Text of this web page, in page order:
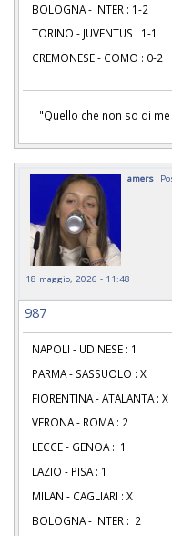
BOLOGNA - INTER : 1-2
TORINO - JUVENTUS : 1-1
CREMONESE - COMO : 0-2
"Quello che non so di
amers
18 maggio, 2026 - 11:48
987
NAPOLI - UDINESE : 1
PARMA - SASSUOLO : X
FIORENTINA - ATALANTA : X
VERONA - ROMA : 2
LECCE - GENOA : 1
LAZIO - PISA : 1
MILAN - CAGLIARI : X
BOLOGNA - INTER : 2